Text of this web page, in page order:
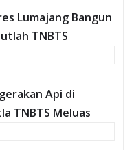
Lumajang Bangun
TNBTS
Api di
TNBTS Meluas